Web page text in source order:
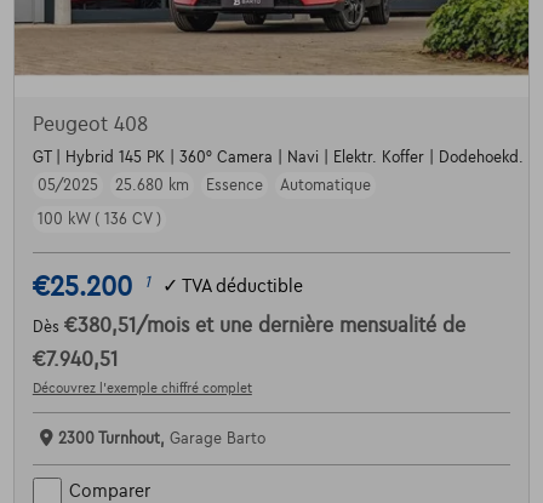
Peugeot 408
GT | Hybrid 145 PK | 360° Camera | Navi | Elektr. Koffer | Dodehoekd.
05/2025
25.680 km Essence
Automatique
100 kW ( 136 CV )
€25.200 1 ✓ TVA déductible
Dès €380,51 /mois et une dernière mensualité de
€7.940,51
Découvrez l’exemple chiffré complet
2300 Turnhout, Garage Barto
Comparer